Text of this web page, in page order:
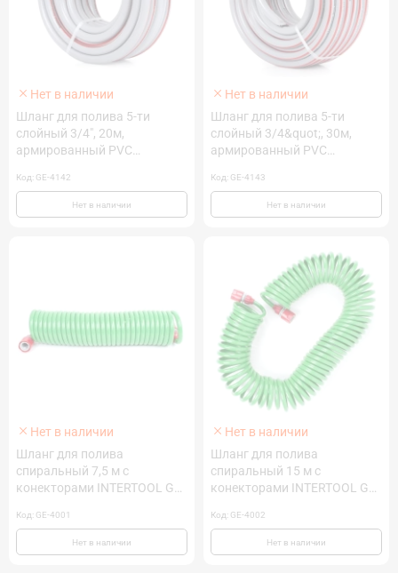
Нет в наличии
Шланг для полива 5-ти
слойный 3/4", 20м,
армированный PVC
Код: GE-4142
Нет в наличии
Нет в наличии
Шланг для полива 5-ти
слойный 3/4&quot;, 30м,
армированный PVC
Код: GE-4143
Нет в наличии
Нет в наличии
Шланг для полива
спиральный 7,5 м с
конекторами INTERTOOL GE-
Код: GE-4001
Нет в наличии
Нет в наличии
Шланг для полива
спиральный 15 м с
конекторами INTERTOOL GE-
Код: GE-4002
Нет в наличии